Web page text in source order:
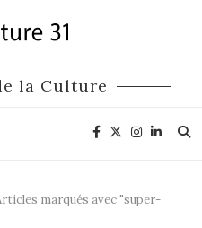
la Culture
marqués avec "super-